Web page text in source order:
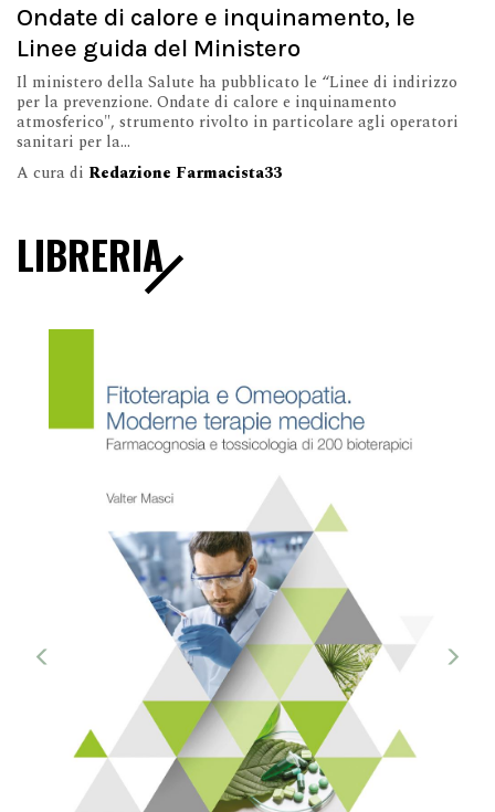
Ondate di calore e inquinamento, le
Linee guida del Ministero
Il ministero della Salute ha pubblicato le “Linee di indirizzo
per la prevenzione. Ondate di calore e inquinamento
atmosferico", strumento rivolto in particolare agli operatori
sanitari per la...
A cura di Redazione Farmacista33
LIBRERIA